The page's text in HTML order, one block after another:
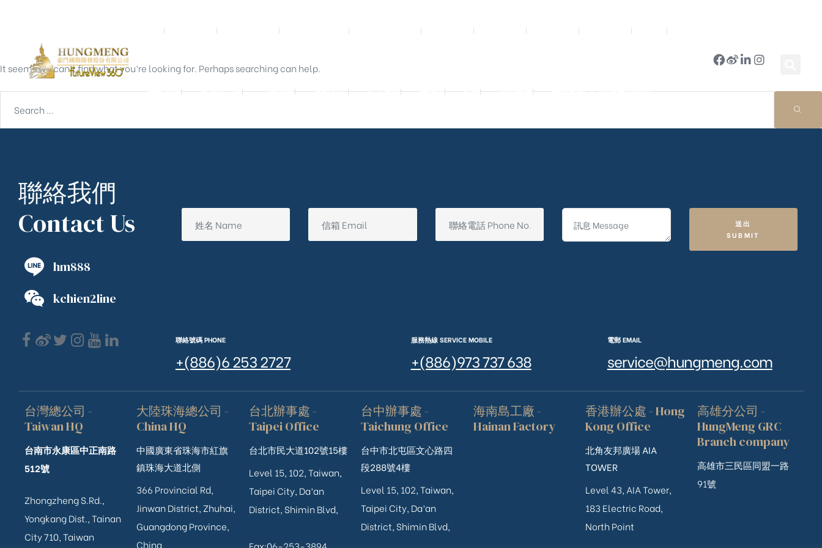
首頁 關於我們 影音實體投影 3D數位設計院 規劃設計 工程實績 新聞中心 公司簡報 商店
聯絡我們 東京一戶建 宮廷別墅 興墅12戶 法式御墅 購物車 結帳 我的帳號 豪門國際 ｜ 50週年里程碑
Nothing Found
It seems we can’t find what you’re looking for. Perhaps searching can help.
聯絡我們
Contact Us
hm888
kchien2line
送出
SUBMIT
聯絡號碼 PHONE
+(886)6 253 2727
服務熱線 SERVICE MOBILE
+(886)973 737 638
電郵 EMAIL
service@hungmeng.com
台灣總公司 -
Taiwan HQ
台南市永康區中正南路
512號
Zhongzheng S.Rd.,
Yongkang Dist., Tainan
City 710, Taiwan
大陸珠海總公司 -
China HQ
中國廣東省珠海市紅旗
鎮珠海大道北側
366 Provincial Rd,
Jinwan District, Zhuhai,
Guangdong Province,
China
台北辦事處 -
Taipei Office
台北市民大道102號15樓
Level 15, 102, Taiwan,
Taipei City, Da’an
District, Shimin Blvd,
台中辦事處 -
Taichung Office
台中市北屯區文心路四
段288號4樓
Level 15, 102, Taiwan,
Taipei City, Da’an
District, Shimin Blvd,
海南島工廠 -
Hainan Factory
香港辦公處 - Hong
Kong Office
北角友邦廣場 AIA
TOWER
Level 43, AIA Tower,
183 Electric Road,
North Point
高雄分公司 -
HungMeng GRC
Branch company
高雄市三民區同盟一路
91號
含日本